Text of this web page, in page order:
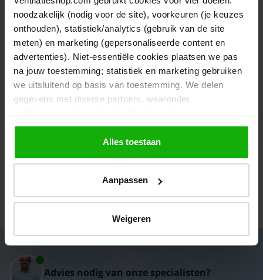
noodzakelijk (nodig voor de site), voorkeuren (je keuzes
onthouden), statistiek/analytics (gebruik van de site
meten) en marketing (gepersonaliseerde content en
advertenties). Niet-essentiële cookies plaatsen we pas
na jouw toestemming; statistiek en marketing gebruiken
we uitsluitend op basis van toestemming. We delen
gegevens met diverse partners, waaronder
socialmediaplatforms; in onzeCookieverklaringvind je
de volledige lijst van partijen en de bewaartermijnen per
categorie. Je kunt je keuze op elk moment wijzigen of
onze gegevensverwerking staat in de
Alles toestaan
Aanpassen
Weigeren
Duidelijke en informatieve website met ook nog eens
een vlot...
Vandaag
Frank, Velserbroek
Snelle levering en duidelijke website
Snelle levering en duidelijke website
VandaagDon, Bergen Nh
Bekijk alle verhalen
Advies nodig van onze specialisten?